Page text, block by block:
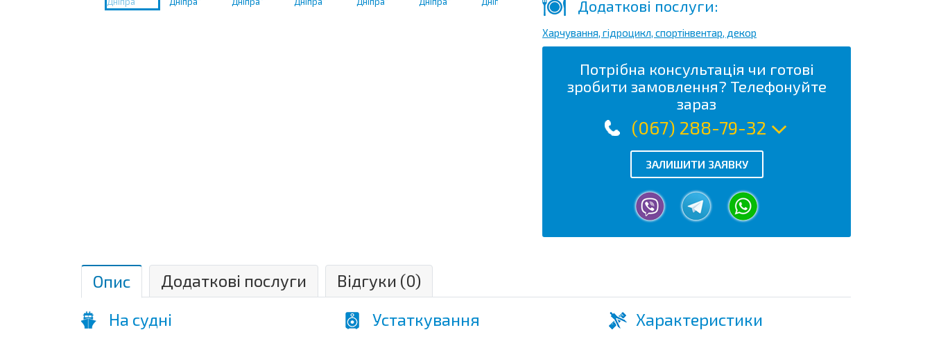
Додаткові послуги:
Харчування, гідроцикл, спортінвентар, декор
Потрібна консультація чи готові
зробити замовлення? Телефонуйте
зараз
(067) 288-79-32
ЗАЛИШИТИ ЗАЯВКУ
Опис Додаткові послуги Відгуки (0)
На судні
Устаткування Характеристики